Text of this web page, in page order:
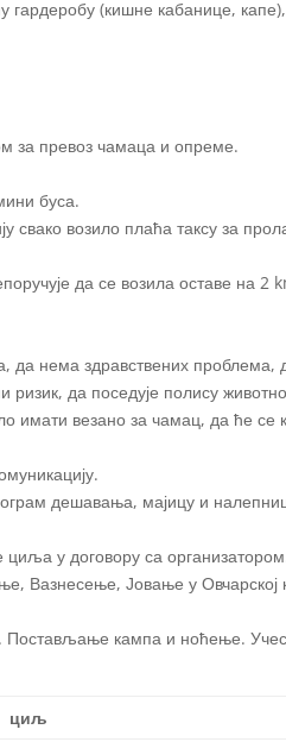
(кишне кабанице,
за превоз чамаца и опреме.
буса.
возило плаћа таксу за
да се возила оставе на 2
да нема здравствених проблема,
да поседује полису
имати везано за чамац, да ће се
дешавања, мајицу и
у договору са
Вазнесење, Јовање у Овчарској
Постављање кампа и ноћење.
циљ